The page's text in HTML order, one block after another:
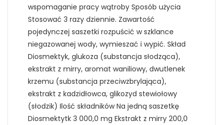
wspomaganie pracy wątroby Sposób użycia
Stosować 3 razy dziennie. Zawartość
pojedynczej saszetki rozpuścić w szklance
niegazowanej wody, wymieszać i wypić. Skład
Diosmektyk, glukoza (substancja słodząca),
ekstrakt z mirry, aromat waniliowy, dwutlenek
krzemu (substancja przeciwzbrylająca),
ekstrakt z kadzidłowca, glikozyd stewiołowy
(słodzik) Ilość składników Na jedną saszetkę
Diosmektytk 3 000,0 mg Ekstrakt z mirry 200,0